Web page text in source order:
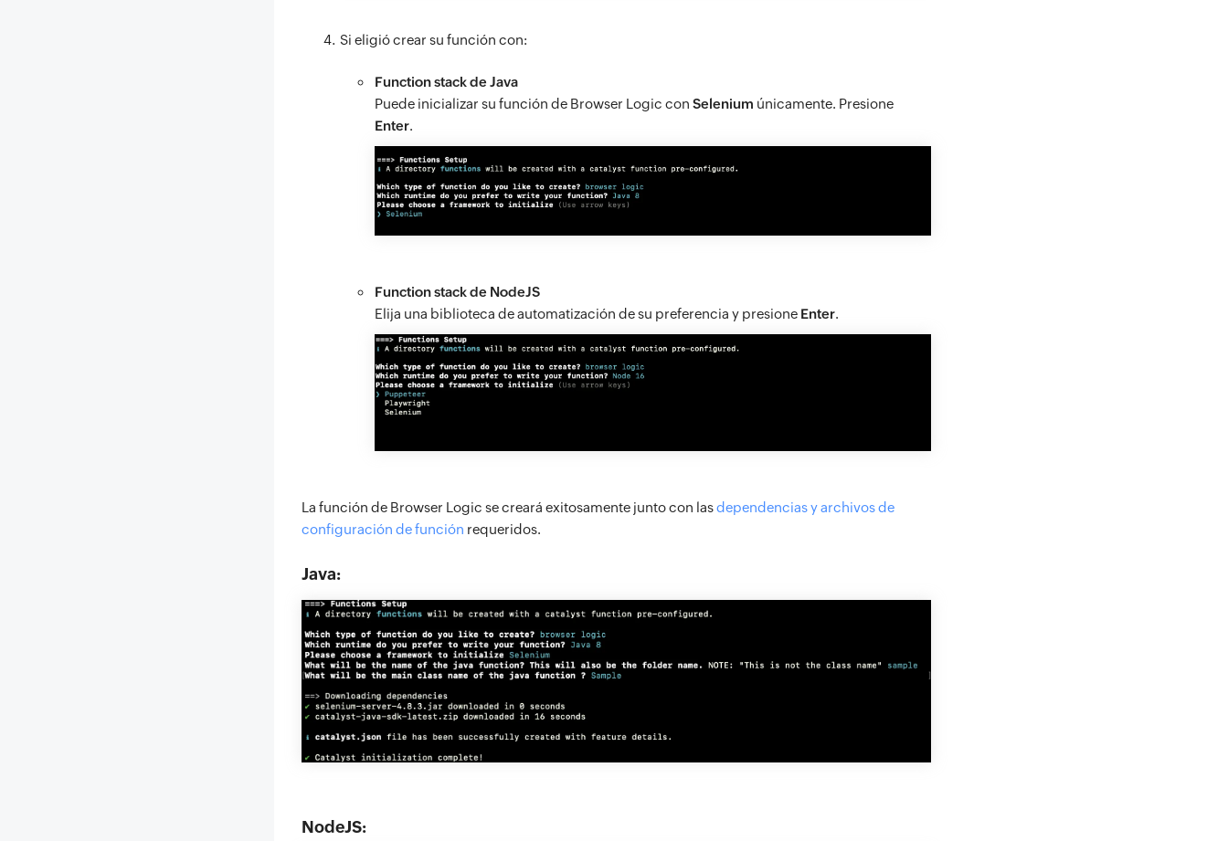
Si eligió crear su función con:
Function stack de Java
Puede inicializar su función de Browser Logic con Selenium únicamente. Presione
Enter.
Function stack de NodeJS
Elija una biblioteca de automatización de su preferencia y presione Enter.
La función de Browser Logic se creará exitosamente junto con lasdependencias y archivos de
configuración de función requeridos.
Java:
NodeJS: